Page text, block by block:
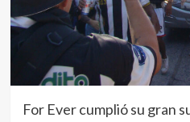
For Ever cumplió su gran